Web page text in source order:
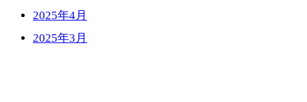
2025年4月
2025年3月